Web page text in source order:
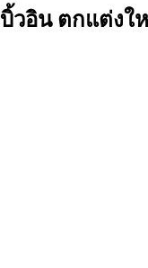
วอิน ตกแต่ง